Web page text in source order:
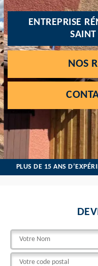
ENTREPRISE
NOS
PLUS DE 15 ANS